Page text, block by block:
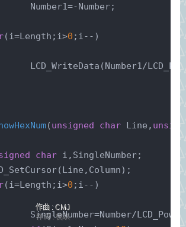
作曲 : CMJ
作词 : 桃玖
		Number1=-Number;
(i=Length;i>0 ;i--)
LCD_WriteData(Number1/
(unsigned char Line,
char i,SingleNumber;
(i=Length;i>0 ;i--)
		SingleNumber=Number/LCD_Pow(